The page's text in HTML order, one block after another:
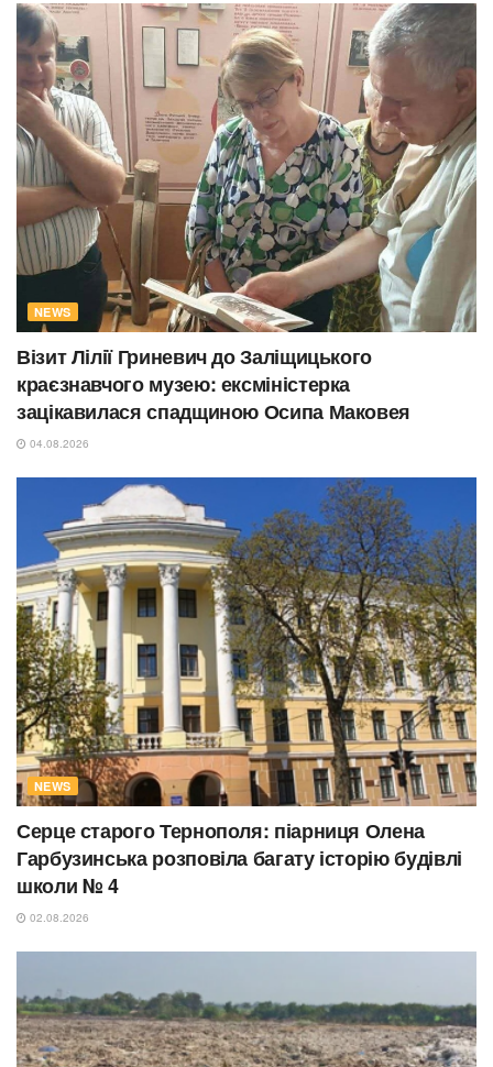
NEWS
Візит Лілії Гриневич до Заліщицького
краєзнавчого музею: ексміністерка
зацікавилася спадщиною Осипа Маковея
04.08.2026
NEWS
Серце старого Тернополя: піарниця Олена
Гарбузинська розповіла багату історію будівлі
школи № 4
02.08.2026